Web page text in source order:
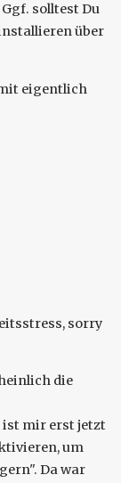
solltest Du
über
eigentlich
sorry
die
mir erst jetzt
um
Da war